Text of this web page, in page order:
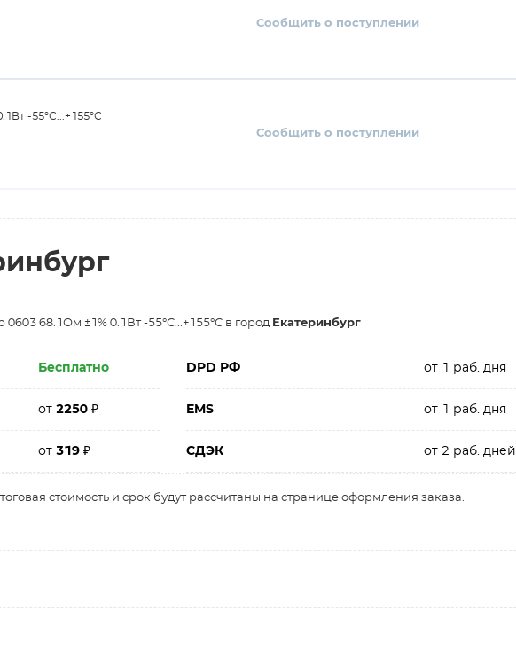
Сообщить о поступлении
-55°С...+155°С
Сообщить о поступлении
68.1Ом ±1% 0.1Вт -55°С...+155°С в город Екатеринбург
Бесплатно DPD РФ от 1 раб. дня
от2250₽ EMS от 1 раб. дня
от319₽ СДЭК от 2 раб. дней
стоимость и срок будут рассчитаны на странице оформления заказа.